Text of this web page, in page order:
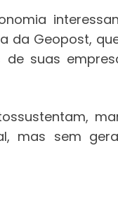
da Geopost,
suas
mas sem